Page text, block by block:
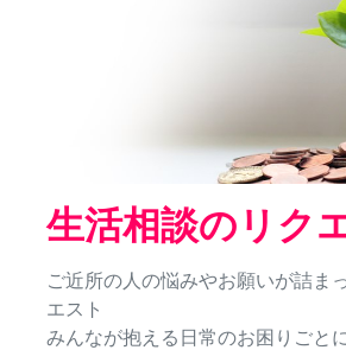
生活相談のリク
ご近所の人の悩みやお願いが詰ま
エスト
みんなが抱える日常のお困りごと